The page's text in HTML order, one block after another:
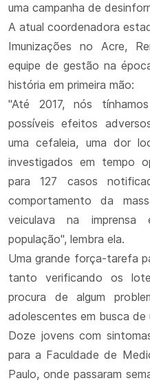
uma campanha de
A atual coordenadora
Imunizações no Acre,
equipe de gestão na
história em primeira mão:
"Até 2017, nós
possíveis efeitos
uma cefaleia, uma dor
investigados em tempo
para 127 casos
comportamento da
veiculava na
população", lembra ela.
Uma grande força-tarefa
tanto verificando os
procura de algum
adolescentes em busca de
Doze jovens com
para a Faculdade de
Paulo, onde passaram